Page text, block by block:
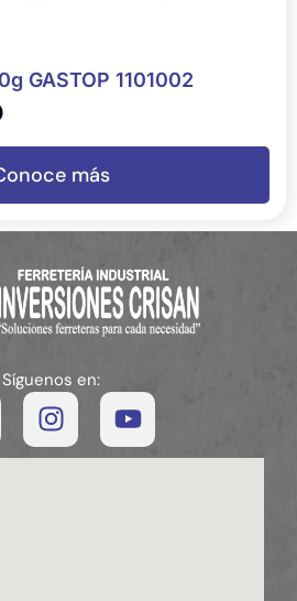
GASTOP 1101002
más
Síguenos en: